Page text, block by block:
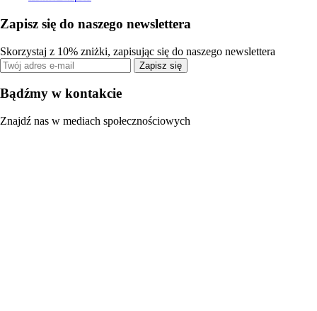
Zapisz się do naszego newslettera
Skorzystaj z 10% zniżki, zapisując się do naszego newslettera
Zapisz się
Bądźmy w kontakcie
Znajdź nas w mediach społecznościowych